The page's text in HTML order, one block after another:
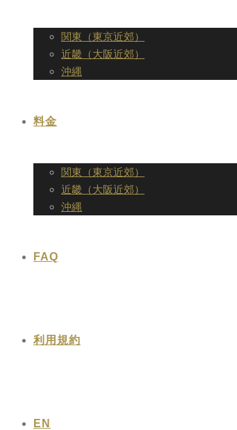
関東（東京近郊）
近畿（大阪近郊）
沖縄
料金
関東（東京近郊）
近畿（大阪近郊）
沖縄
FAQ
利用規約
EN